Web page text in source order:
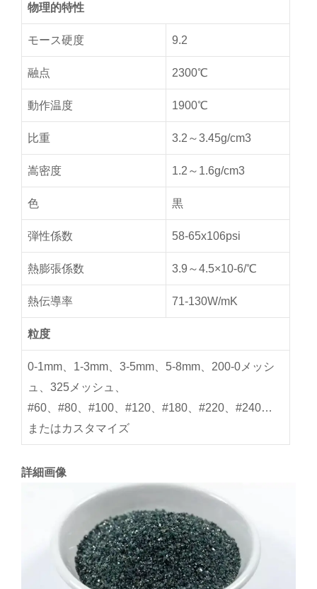
物理的特性
モース硬度 9.2
融点 2300℃
動作温度 1900℃
比重 3.2～3.45g/cm3
嵩密度 1.2～1.6g/cm3
色 黒
弾性係数 58-65x106psi
熱膨張係数 3.9～4.5×10-6/℃
熱伝導率 71-130W/mK
粒度
0-1mm、1-3mm、3-5mm、5-8mm、200-0メッシ
ュ、325メッシュ、
#60、#80、#100、#120、#180、#220、#240…
またはカスタマイズ
詳細画像